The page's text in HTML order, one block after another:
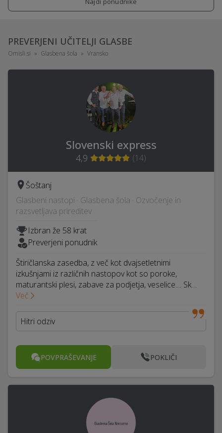
PREVERJENI UČITELJI GLASBE
Omisli.si Glasbena šola Vransko
Slovenski express
4,9 (14)
Šoštanj
Glasbeni nastopi · Glasbena šola · Ozvočenje in
razsvetljava prireditev
Izbran že 58 krat
Preverjeni ponudnik
Štiričlanska zasedba, z več kot dvajsetletnimi
izkušnjami iz različnih nastopov kot so poroke,
maturantski plesi, zabave za podjetja, veselice.... Sk…
Več
Hitri odziv
POVPRAŠEVANJE POKLIČI